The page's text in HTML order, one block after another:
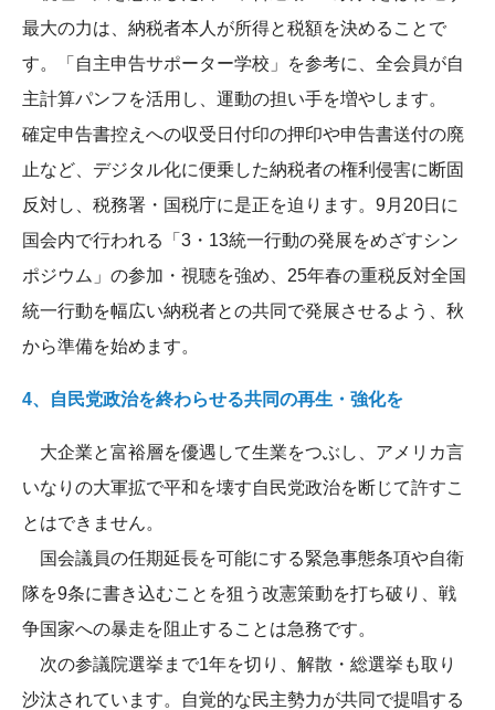
最大の力は、納税者本人が所得と税額を決めることで
す。「自主申告サポーター学校」を参考に、全会員が自
主計算パンフを活用し、運動の担い手を増やします。
確定申告書控えへの収受日付印の押印や申告書送付の廃
止など、デジタル化に便乗した納税者の権利侵害に断固
反対し、税務署・国税庁に是正を迫ります。9月20日に
国会内で行われる「3・13統一行動の発展をめざすシン
ポジウム」の参加・視聴を強め、25年春の重税反対全国
統一行動を幅広い納税者との共同で発展させるよう、秋
から準備を始めます。
4、自民党政治を終わらせる共同の再生・強化を
大企業と富裕層を優遇して生業をつぶし、アメリカ言
いなりの大軍拡で平和を壊す自民党政治を断じて許すこ
とはできません。
国会議員の任期延長を可能にする緊急事態条項や自衛
隊を9条に書き込むことを狙う改憲策動を打ち破り、戦
争国家への暴走を阻止することは急務です。
次の参議院選挙まで1年を切り、解散・総選挙も取り
沙汰されています。自覚的な民主勢力が共同で提唱する